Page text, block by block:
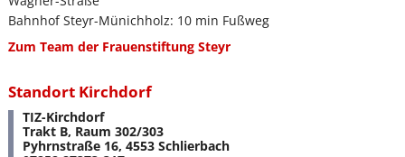
Bahnhof Steyr-Münichholz: 10 min Fußweg
Zum Team der Frauenstiftung Steyr
Standort Kirchdorf
TIZ-Kirchdorf
Trakt B, Raum 302/303
Pyhrnstraße 16, 4553 Schlierbach